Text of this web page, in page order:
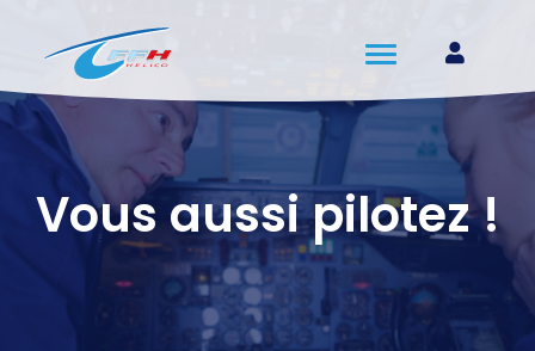
Vous aussi pilotez !